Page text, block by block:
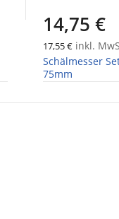
14,75 €
17,55 €inkl.
Schälmesser
75mm